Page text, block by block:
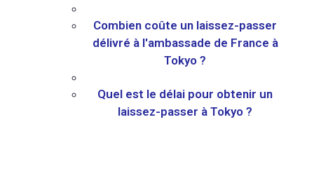
Combien coûte un laissez-passer
délivré à l'ambassade de France à
Tokyo ?
Quel est le délai pour obtenir un
laissez-passer à Tokyo ?